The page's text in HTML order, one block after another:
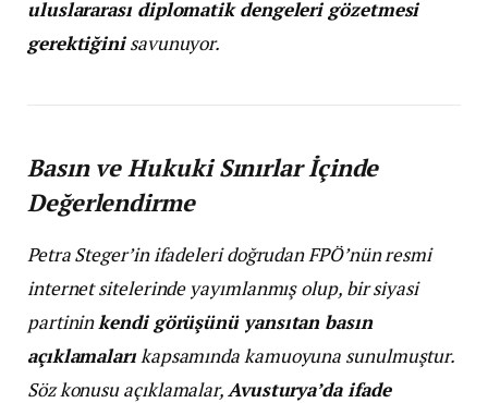
uluslararası diplomatik dengeleri gözetmesi
gerektiğinisavunuyor.
Basın ve Hukuki Sınırlar İçinde
Değerlendirme
Petra Steger’in ifadeleri doğrudan FPÖ’nün resmi
internet sitelerinde yayımlanmış olup, bir siyasi
partininkendi görüşünü yansıtan basın
açıklamalarıkapsamında kamuoyuna sunulmuştur.
Söz konusu açıklamalar,Avusturya’da ifade